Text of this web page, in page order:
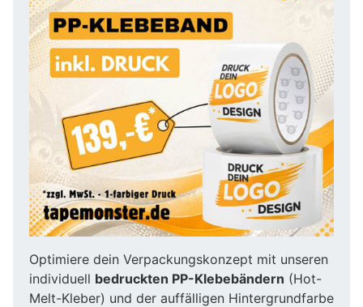
Optimiere dein Verpackungskonzept mit unseren
individuell bedruckten PP-Klebebändern (Hot-
Melt-Kleber) und der auffälligen Hintergrundfarbe